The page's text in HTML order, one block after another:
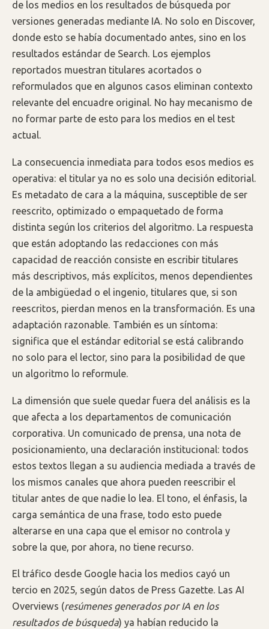
de los medios en los resultados de búsqueda por
versiones generadas mediante IA. No solo en Discover,
donde esto se había documentado antes, sino en los
resultados estándar de Search. Los ejemplos
reportados muestran titulares acortados o
reformulados que en algunos casos eliminan contexto
relevante del encuadre original. No hay mecanismo de
no formar parte de esto para los medios en el test
actual.
La consecuencia inmediata para todos esos medios es
operativa: el titular ya no es solo una decisión editorial.
Es metadato de cara a la máquina, susceptible de ser
reescrito, optimizado o empaquetado de forma
distinta según los criterios del algoritmo. La respuesta
que están adoptando las redacciones con más
capacidad de reacción consiste en escribir titulares
más descriptivos, más explícitos, menos dependientes
de la ambigüedad o el ingenio, titulares que, si son
reescritos, pierdan menos en la transformación. Es una
adaptación razonable. También es un síntoma:
significa que el estándar editorial se está calibrando
no solo para el lector, sino para la posibilidad de que
un algoritmo lo reformule.
La dimensión que suele quedar fuera del análisis es la
que afecta a los departamentos de comunicación
corporativa. Un comunicado de prensa, una nota de
posicionamiento, una declaración institucional: todos
estos textos llegan a su audiencia mediada a través de
los mismos canales que ahora pueden reescribir el
titular antes de que nadie lo lea. El tono, el énfasis, la
carga semántica de una frase, todo esto puede
alterarse en una capa que el emisor no controla y
sobre la que, por ahora, no tiene recurso.
El tráfico desde Google hacia los medios cayó un
tercio en 2025, según datos de Press Gazette. Las AI
Overviews (resúmenes generados por IA en los
resultados de búsqueda) ya habían reducido la